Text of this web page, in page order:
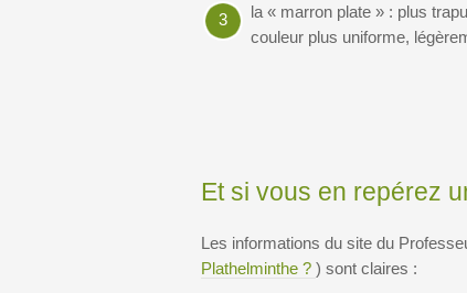
3
la « marron plate » : plus
couleur plus uniforme,
Et si vous en repérez
Les informations du site du
Plathelminthe ? ) sont claires :